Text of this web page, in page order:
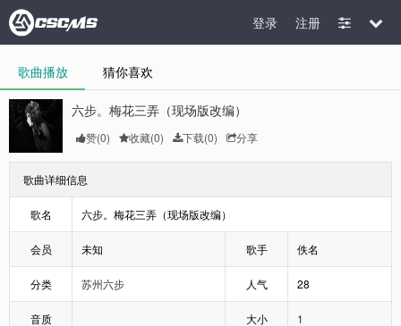
注册
登录
歌曲播放 猜你喜欢
六步。梅花三弄（现场版改编）
赞(0) 收藏(0) 下载(0) 分享
歌曲详细信息
歌名 六步。梅花三弄（现场版改编）
会员 未知 歌手 佚名
分类 苏州六步 人气 28
音质 大小 1